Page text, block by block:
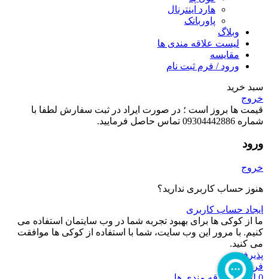
هارد اینترنال
پاوربانک
وبلاگ
لیست علاقه مندی ها
مقایسه
ورود / فرم ثبت نام
سبد خرید
خروج
قیمت ها بروز است ؛ در صورت ایراد در ثبت سفارش لطفا با
شماره 09304442886 تماس حاصل فرمایید.
ورود
خروج
هنوز حساب کاربری ندارید؟
ایجاد حساب کاربری
ما از کوکی ها برای بهبود تجربه شما در وب سایتمان استفاده می
کنیم. با مرور این وب سایت، شما با استفاده از کوکی ها موافقت
می کنید.
پذیرفتن
فروشگاه